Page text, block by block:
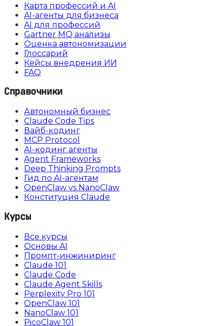
Карта профессий и AI
AI-агенты для бизнеса
AI для профессий
Gartner MQ анализы
Оценка автономизации
Глоссарий
Кейсы внедрения ИИ
FAQ
Справочники
Автономный бизнес
Claude Code Tips
Вайб-кодинг
MCP Protocol
AI-кодинг агенты
Agent Frameworks
Deep Thinking Prompts
Гид по AI-агентам
OpenClaw vs NanoClaw
Конституция Claude
Курсы
Все курсы
Основы AI
Промпт-инжиниринг
Claude 101
Claude Code
Claude Agent Skills
Perplexity Pro 101
OpenClaw 101
NanoClaw 101
PicoClaw 101